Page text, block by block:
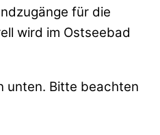
für die
wird im Ostseebad
unten. Bitte beachten